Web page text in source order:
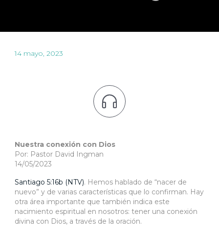
14 mayo, 2023

Nuestra conexión con Dios
Por: Pastor David Ingman
14/05/2023
Santiago 5:16b (NTV). Hemos hablado de “nacer de
nuevo” y de varias características que lo confirman. Hay
otra área importante que también indica este
nacimiento espiritual en nosotros: tener una conexión
divina con Dios, a través de la oración.